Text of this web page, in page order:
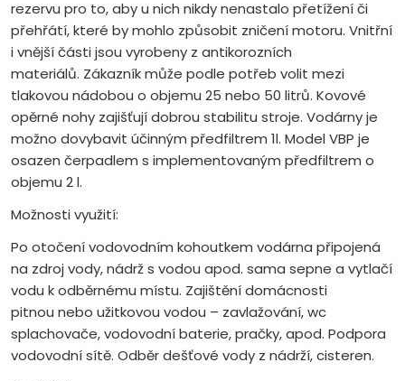
rezervu pro to, aby u nich nikdy nenastalo přetížení či
přehřátí, které by mohlo způsobit zničení motoru. Vnitřní
i vnější části jsou vyrobeny z antikorozních
materiálů. Zákazník může podle potřeb volit mezi
tlakovou nádobou o objemu 25 nebo 50 litrů. Kovové
opěrné nohy zajišťují dobrou stabilitu stroje. Vodárny je
možno dovybavit účinným předfiltrem 1l. Model VBP je
osazen čerpadlem s implementovaným předfiltrem o
objemu 2 l.
Možnosti využití:
Po otočení vodovodním kohoutkem vodárna připojená
na zdroj vody, nádrž s vodou apod. sama sepne a vytlačí
vodu k odběrnému místu. Zajištění domácnosti
pitnou nebo užitkovou vodou – zavlažování, wc
splachovače, vodovodní baterie, pračky, apod. Podpora
vodovodní sítě. Odběr dešťové vody z nádrží, cisteren.